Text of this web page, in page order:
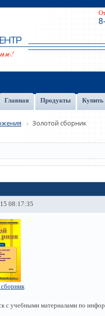
Главная Продукты Купить
Золотой сборник
08:17:35
с учебными материалами по